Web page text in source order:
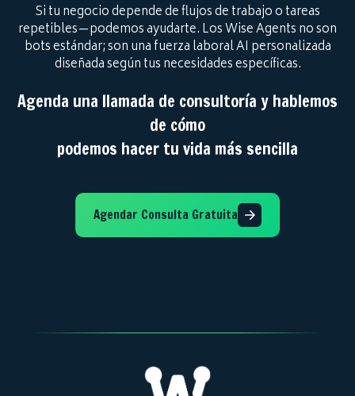
Si tu negocio depende de flujos de trabajo o tareas
repetibles—podemos ayudarte. Los Wise Agents no son
bots estándar; son una fuerza laboral AI personalizada
diseñada según tus necesidades específicas.
Agenda una llamada de consultoría y hablemos
de cómo
podemos hacer tu vida más sencilla
Agendar Consulta Gratuita